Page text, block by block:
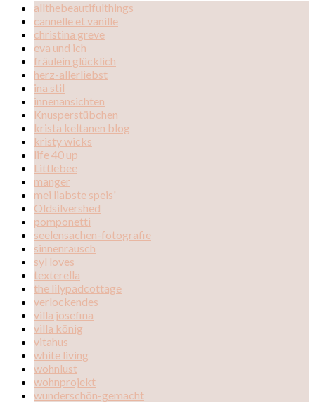
allthebeautifulthings
cannelle et vanille
christina greve
eva und ich
fräulein glücklich
herz-allerliebst
ina stil
innenansichten
Knusperstübchen
krista keltanen blog
kristy wicks
life 40 up
Littlebee
manger
mei liabste speis'
Oldsilvershed
pomponetti
seelensachen-fotografie
sinnenrausch
syl loves
texterella
the lilypadcottage
verlockendes
villa josefina
villa könig
vitahus
white living
wohnlust
wohnprojekt
wunderschön-gemacht